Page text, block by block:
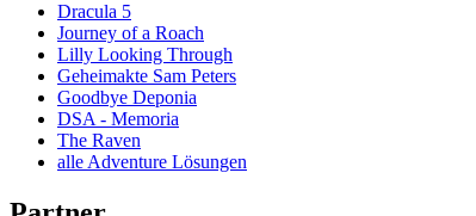
Dracula 5
Journey of a Roach
Lilly Looking Through
Geheimakte Sam Peters
Goodbye Deponia
DSA - Memoria
The Raven
alle Adventure Lösungen